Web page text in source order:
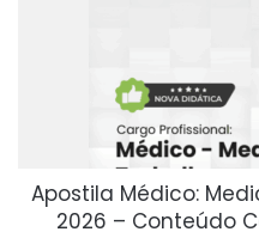
Apostila Médico:
2026 – Conteúdo